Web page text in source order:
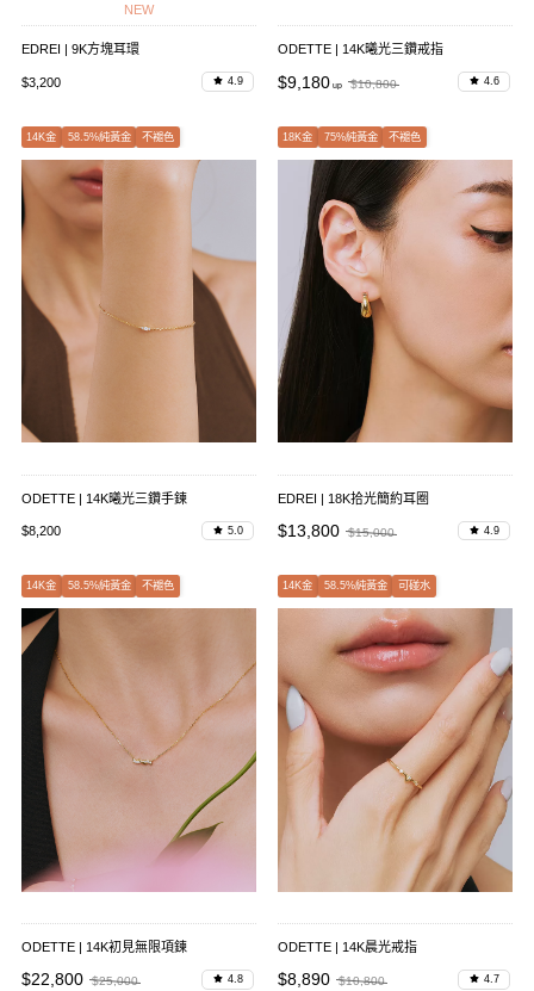
NEW
EDREI | 9K方塊耳環
$3,200 4.9
ODETTE | 14K曦光三鑽戒指
$9,180 $10,800 4.6
14K金 58.5%純黃金 不褪色
ODETTE | 14K曦光三鑽手鍊
$8,200 5.0
18K金 75%純黃金 不褪色
EDREI | 18K拾光簡約耳圈
$13,800 $15,000 4.9
14K金 58.5%純黃金 不褪色
ODETTE | 14K初見無限項鍊
$22,800 $25,000 4.8
14K金 58.5%純黃金 可碰水
ODETTE | 14K晨光戒指
$8,890 $10,800 4.7